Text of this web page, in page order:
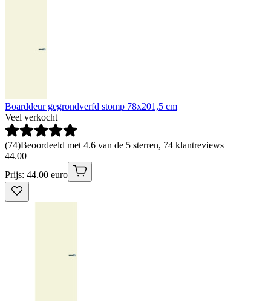
Boarddeur gegrondverfd stomp 78x201,5 cm
Veel verkocht
(74)Beoordeeld met 4.6 van de 5 sterren, 74 klantreviews
44.00
Prijs: 44.00 euro